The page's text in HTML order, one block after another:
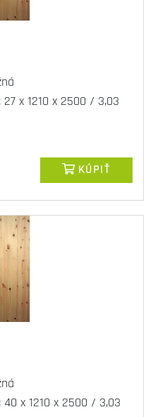
x 1210 x 2500 / 3,03
KÚPIŤ
x 1210 x 2500 / 3,03